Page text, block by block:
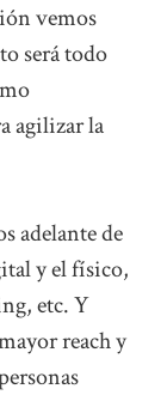
vemos
será todo
agilizar la
adelante de
y el físico,
etc. Y
reach y